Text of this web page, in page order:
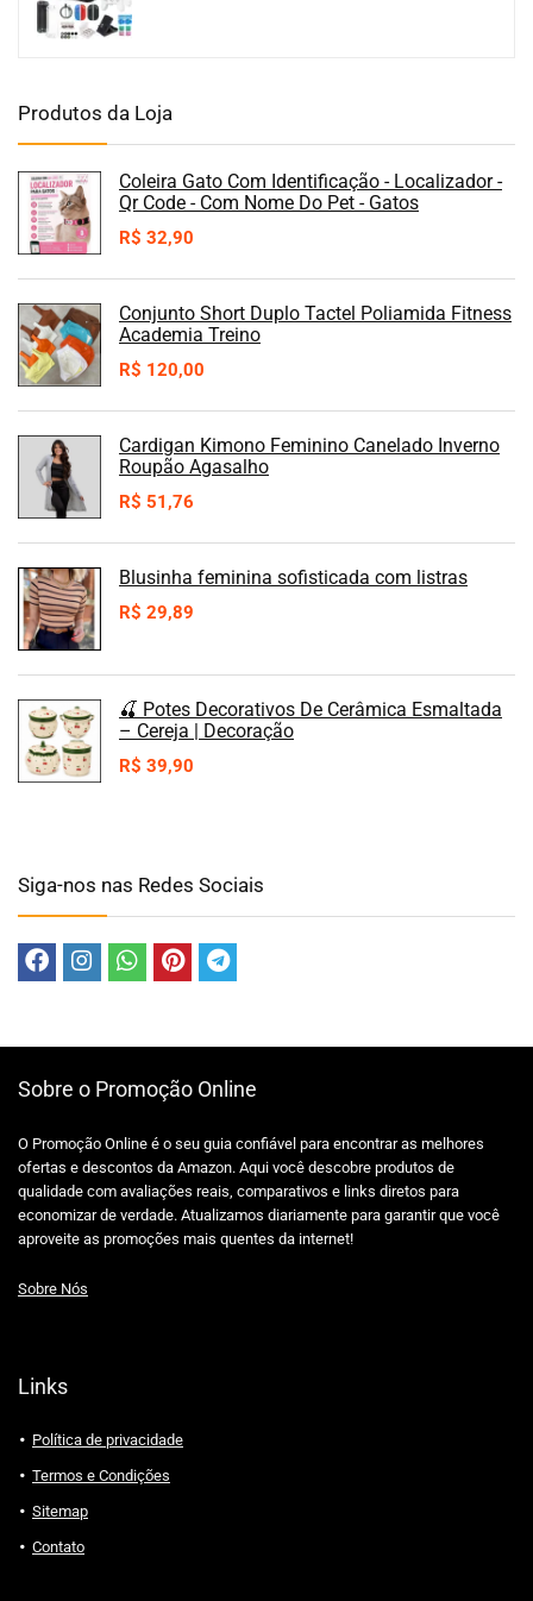
Produtos da Loja
Coleira Gato Com Identificação - Localizador -
Qr Code - Com Nome Do Pet - Gatos
R$ 32,90
Conjunto Short Duplo Tactel Poliamida Fitness
Academia Treino
R$ 120,00
Cardigan Kimono Feminino Canelado Inverno
Roupão Agasalho
R$ 51,76
Blusinha feminina sofisticada com listras
R$ 29,89
🍒 Potes Decorativos De Cerâmica Esmaltada
– Cereja | Decoração
R$ 39,90
Siga-nos nas Redes Sociais
Sobre o Promoção Online
O Promoção Online é o seu guia confiável para encontrar as melhores
ofertas e descontos da Amazon. Aqui você descobre produtos de
qualidade com avaliações reais, comparativos e links diretos para
economizar de verdade. Atualizamos diariamente para garantir que você
aproveite as promoções mais quentes da internet!
Sobre Nós
Links
Política de privacidade
Termos e Condições
Sitemap
Contato